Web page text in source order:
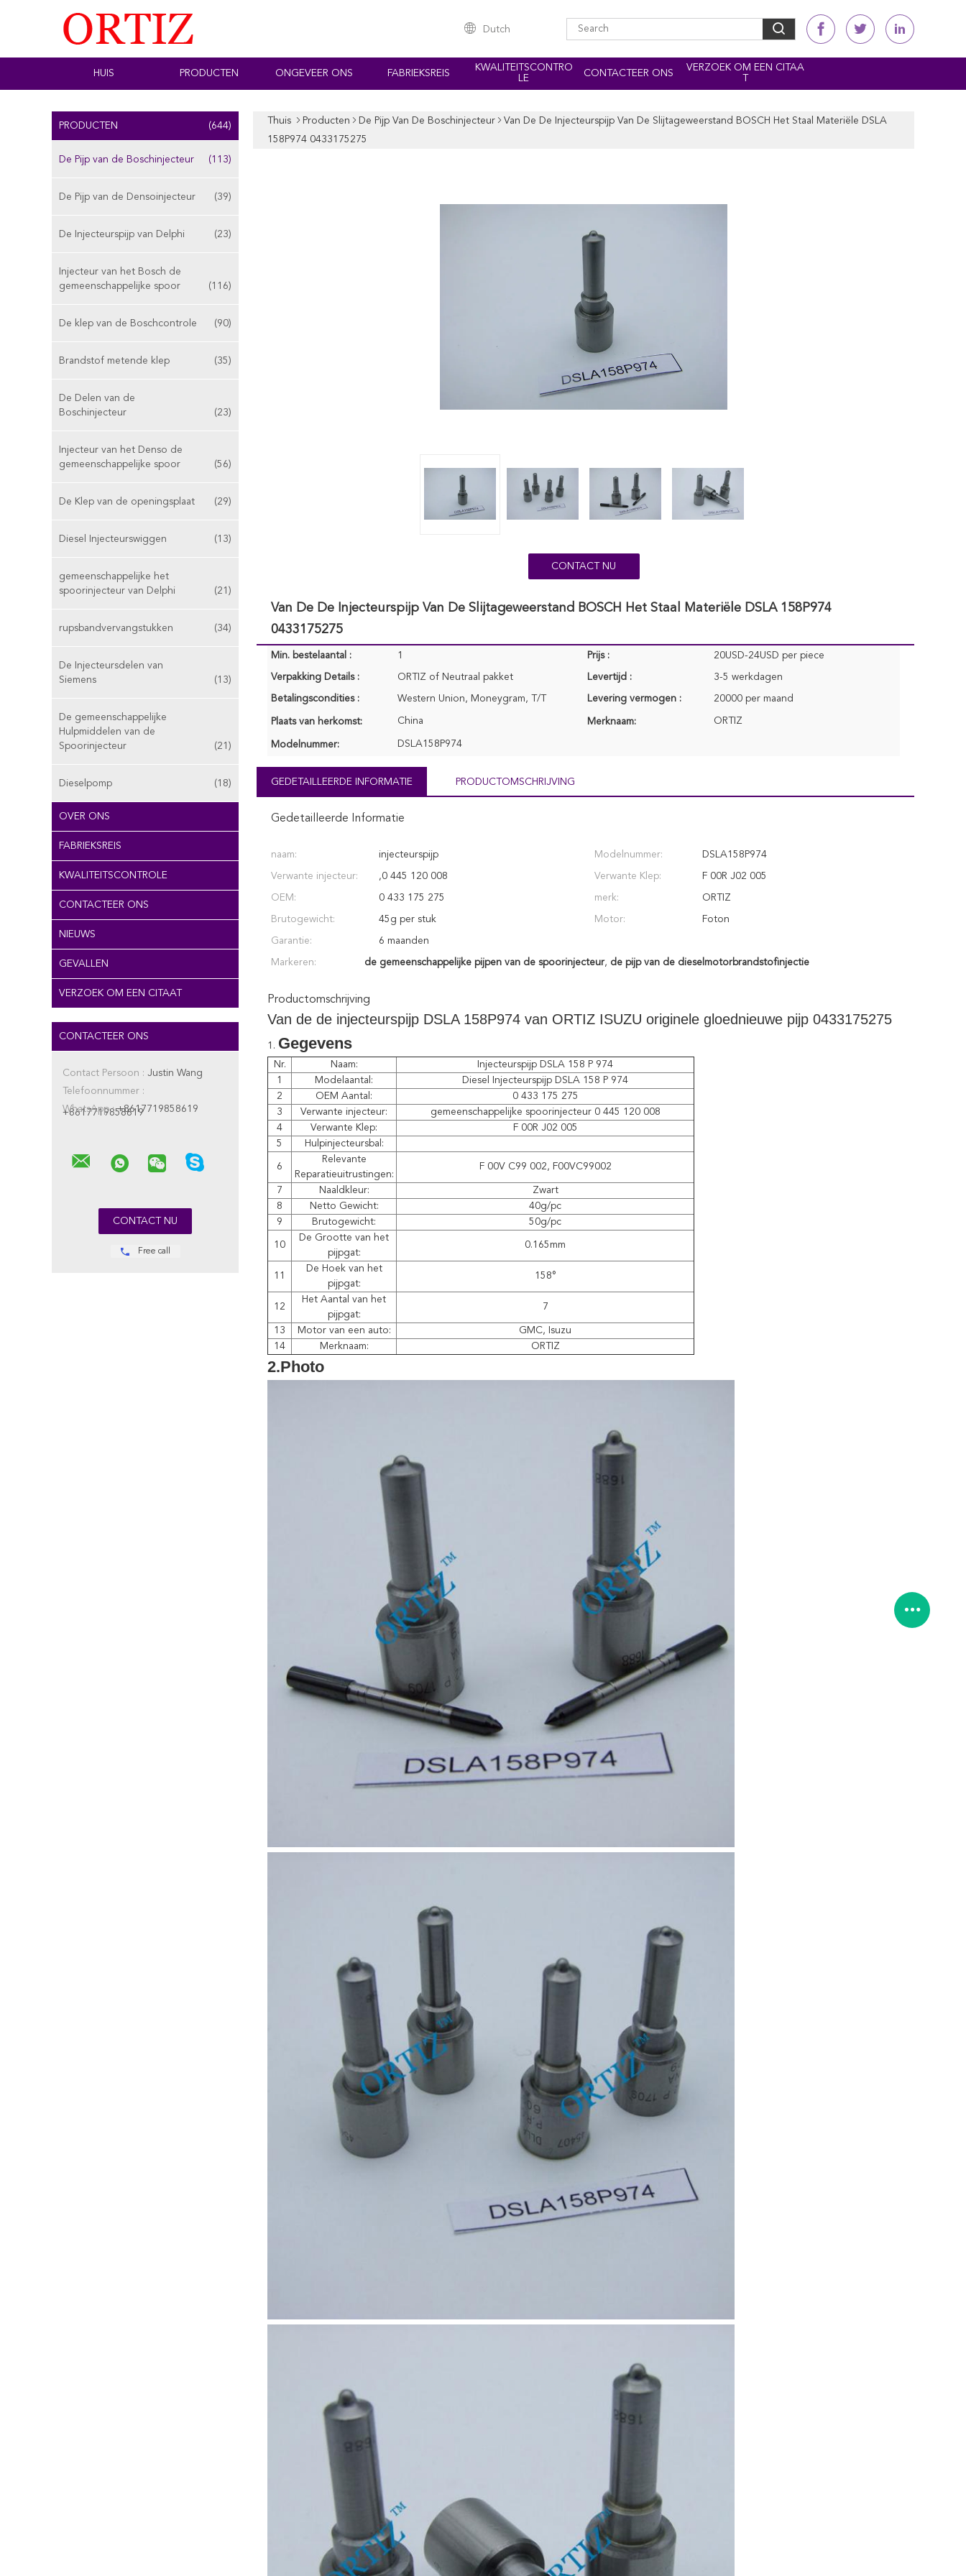
Dutch
HUIS PRODUCTEN ONGEVEER ONS FABRIEKSREIS
KWALITEITSCONTRO
LE
CONTACTEER ONS
VERZOEK OM EEN CITAA
PRODUCTEN (644)
De Pijp van de Boschinjecteur (113)
De Pijp van de Densoinjecteur (39)
De Injecteurspijp van Delphi (23)
Injecteur van het Bosch de
gemeenschappelijke spoor
(116)
De klep van de Boschcontrole (90)
Brandstof metende klep (35)
De Delen van de
Boschinjecteur
(23)
Injecteur van het Denso de
gemeenschappelijke spoor
(56)
De Klep van de openingsplaat (29)
Diesel Injecteurswiggen (13)
gemeenschappelijke het
spoorinjecteur van Delphi
(21)
rupsbandvervangstukken (34)
De Injecteursdelen van
Siemens
(13)
De gemeenschappelijke
Hulpmiddelen van de
Spoorinjecteur
(21)
Dieselpomp (18)
OVER ONS
FABRIEKSREIS
KWALITEITSCONTROLE
CONTACTEER ONS
NIEUWS
GEVALLEN
VERZOEK OM EEN CITAAT
CONTACTEER ONS
Contact Persoon : Justin Wang
Telefoonnummer :
+8617719858619
WhatsApp :+8617719858619
Free call
Thuis Producten De Pijp Van De Boschinjecteur
Van De De Injecteurspijp Van De Slijtageweerstand BOSCH Het Staal Materiële DSLA
158P974 0433175275
CONTACT NU
Van De De Injecteurspijp Van De Slijtageweerstand BOSCH Het Staal Materiële DSLA 158P974
0433175275
Min. bestelaantal : 1 Prijs : 20USD-24USD per piece
Verpakking Details : ORTIZ of Neutraal pakket Levertijd : 3-5 werkdagen
Betalingscondities : Western Union, Moneygram, T/T Levering vermogen : 20000 per maand
Plaats van herkomst: China Merknaam: ORTIZ
Modelnummer: DSLA158P974
GEDETAILLEERDE INFORMATIE PRODUCTOMSCHRIJVING
Gedetailleerde Informatie
naam: injecteurspijp Modelnummer: DSLA158P974
Verwante injecteur: ‚0 445 120 008 Verwante Klep: F 00R J02 005
OEM: 0 433 175 275 merk: ORTIZ
Brutogewicht: 45g per stuk Motor: Foton
Garantie: 6 maanden
Markeren: de gemeenschappelijke pijpen van de spoorinjecteur, de pijp van de dieselmotorbrandstofinjectie
Productomschrijving
Van de de injecteurspijp DSLA 158P974 van ORTIZ ISUZU originele gloednieuwe pijp 0433175275
1. Gegevens
Nr. Naam:
Injecteurspijp DSLA 158 P 974
1
Modelaantal:
Diesel Injecteurspijp DSLA 158 P 974
2
OEM Aantal:
0 433 175 275
3
Verwante injecteur:
gemeenschappelijke spoorinjecteur 0 445 120 008
4
Verwante Klep:
F 00R J02 005
5
Hulpinjecteursbal:
6
Relevante
Reparatieuitrustingen:
F 00V C99 002, F00VC99002
7 Naaldkleur:
Zwart
8
Netto Gewicht:
40g/pc
9
Brutogewicht: 50g/pc
10
De Grootte van het
pijpgat:
0.165mm
11
De Hoek van het
pijpgat:
158°
12
Het Aantal van het
pijpgat:
7
13 Motor van een auto:
GMC, Isuzu
14
Merknaam: ORTIZ
2.Photo